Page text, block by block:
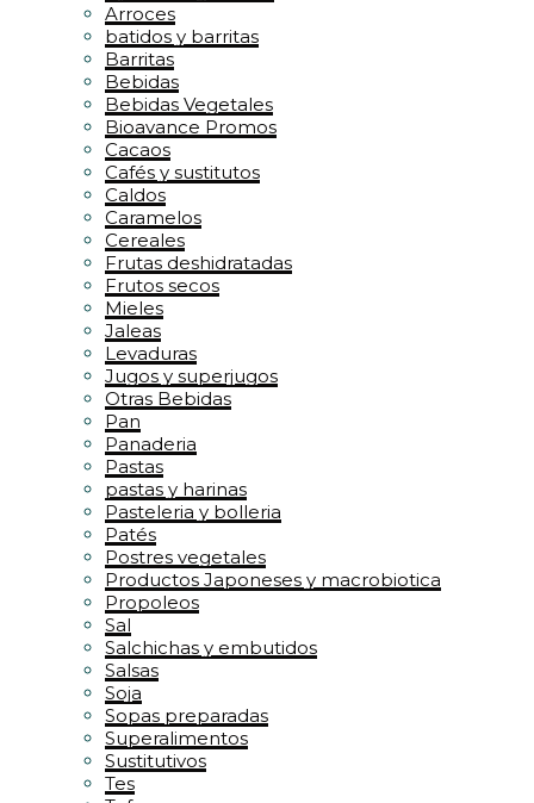
Arroces
batidos y barritas
Barritas
Bebidas
Bebidas Vegetales
Bioavance Promos
Cacaos
Cafés y sustitutos
Caldos
Caramelos
Cereales
Frutas deshidratadas
Frutos secos
Mieles
Jaleas
Levaduras
Jugos y superjugos
Otras Bebidas
Pan
Panaderia
Pastas
pastas y harinas
Pasteleria y bolleria
Patés
Postres vegetales
Productos Japoneses y macrobiotica
Propoleos
Sal
Salchichas y embutidos
Salsas
Soja
Sopas preparadas
Superalimentos
Sustitutivos
Tes